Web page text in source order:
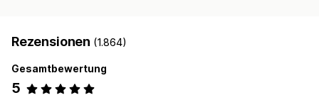
Rezensionen (1.864)
Gesamtbewertung
5